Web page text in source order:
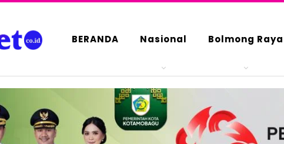
BERANDA Nasional Bolmong Raya